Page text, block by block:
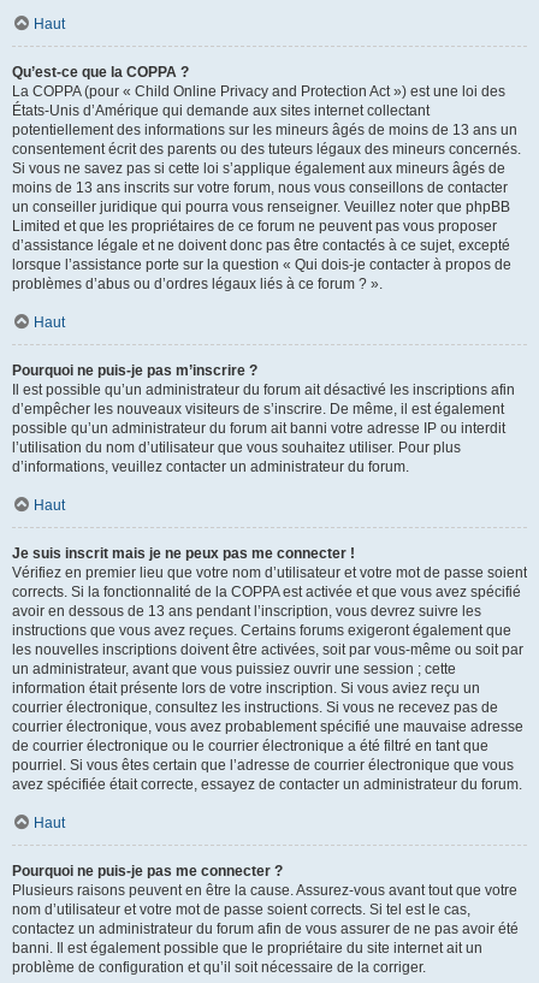
Haut
Qu’est-ce que la COPPA ?
La COPPA (pour « Child Online Privacy and Protection Act ») est une loi des
États-Unis d’Amérique qui demande aux sites internet collectant
potentiellement des informations sur les mineurs âgés de moins de 13 ans un
consentement écrit des parents ou des tuteurs légaux des mineurs concernés.
Si vous ne savez pas si cette loi s’applique également aux mineurs âgés de
moins de 13 ans inscrits sur votre forum, nous vous conseillons de contacter
un conseiller juridique qui pourra vous renseigner. Veuillez noter que phpBB
Limited et que les propriétaires de ce forum ne peuvent pas vous proposer
d’assistance légale et ne doivent donc pas être contactés à ce sujet, excepté
lorsque l’assistance porte sur la question « Qui dois-je contacter à propos de
problèmes d’abus ou d’ordres légaux liés à ce forum ? ».
Haut
Pourquoi ne puis-je pas m’inscrire ?
Il est possible qu’un administrateur du forum ait désactivé les inscriptions afin
d’empêcher les nouveaux visiteurs de s’inscrire. De même, il est également
possible qu’un administrateur du forum ait banni votre adresse IP ou interdit
l’utilisation du nom d’utilisateur que vous souhaitez utiliser. Pour plus
d’informations, veuillez contacter un administrateur du forum.
Haut
Je suis inscrit mais je ne peux pas me connecter !
Vérifiez en premier lieu que votre nom d’utilisateur et votre mot de passe soient
corrects. Si la fonctionnalité de la COPPA est activée et que vous avez spécifié
avoir en dessous de 13 ans pendant l’inscription, vous devrez suivre les
instructions que vous avez reçues. Certains forums exigeront également que
les nouvelles inscriptions doivent être activées, soit par vous-même ou soit par
un administrateur, avant que vous puissiez ouvrir une session ; cette
information était présente lors de votre inscription. Si vous aviez reçu un
courrier électronique, consultez les instructions. Si vous ne recevez pas de
courrier électronique, vous avez probablement spécifié une mauvaise adresse
de courrier électronique ou le courrier électronique a été filtré en tant que
pourriel. Si vous êtes certain que l’adresse de courrier électronique que vous
avez spécifiée était correcte, essayez de contacter un administrateur du forum.
Haut
Pourquoi ne puis-je pas me connecter ?
Plusieurs raisons peuvent en être la cause. Assurez-vous avant tout que votre
nom d’utilisateur et votre mot de passe soient corrects. Si tel est le cas,
contactez un administrateur du forum afin de vous assurer de ne pas avoir été
banni. Il est également possible que le propriétaire du site internet ait un
problème de configuration et qu’il soit nécessaire de la corriger.